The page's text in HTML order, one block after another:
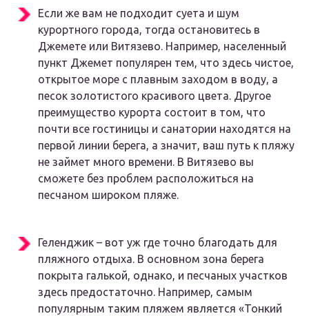
Если же вам не подходит суета и шум
курортного города, тогда остановитесь в
Джемете или Витязево. Например, населенный
пункт Джемет популярен тем, что здесь чистое,
открытое море с плавным заходом в воду, а
песок золотистого красивого цвета. Другое
преимущество курорта состоит в том, что
почти все гостиницы и санатории находятся на
первой линии берега, а значит, ваш путь к пляжу
не займет много времени. В Витязево вы
сможете без проблем расположиться на
песчаном широком пляже.
Геленджик – вот уж где точно благодать для
пляжного отдыха. В основном зона берега
покрыта галькой, однако, и песчаных участков
здесь предостаточно. Например, самым
популярным таким пляжем является «Тонкий